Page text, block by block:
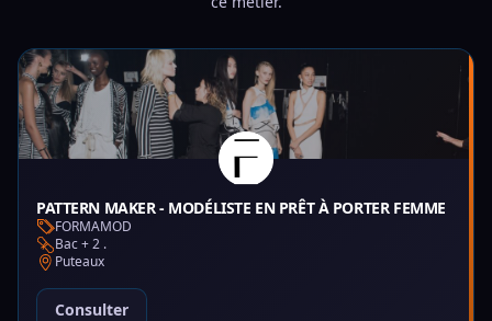
PATTERN MAKER - MODÉLISTE EN PRÊT À PORTER FEMME
FORMAMOD
Bac + 2 .
Puteaux
Consulter